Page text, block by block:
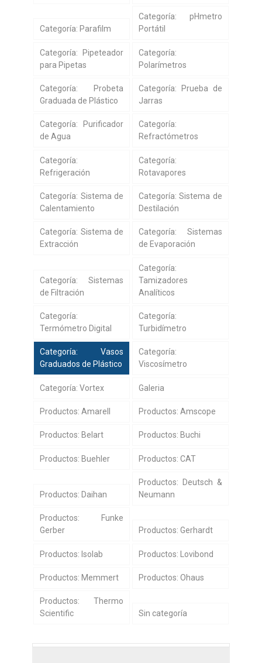
Categoría: Parafilm
Categoría: pHmetro
Portátil
Categoría: Pipeteador
para Pipetas
Categoría:
Polarímetros
Categoría: Probeta
Graduada de Plástico
Categoría: Prueba de
Jarras
Categoría: Purificador
de Agua
Categoría:
Refractómetros
Categoría:
Refrigeración
Categoría:
Rotavapores
Categoría: Sistema de
Calentamiento
Categoría: Sistema de
Destilación
Categoría: Sistema de
Extracción
Categoría: Sistemas
de Evaporación
Categoría: Sistemas
de Filtración
Categoría:
Tamizadores
Analíticos
Categoría:
Termómetro Digital
Categoría:
Turbidímetro
Categoría: Vasos
Graduados de Plástico
Categoría:
Viscosímetro
Categoría: Vortex Galeria
Productos: Amarell Productos: Amscope
Productos: Belart Productos: Buchi
Productos: Buehler Productos: CAT
Productos: Daihan
Productos: Deutsch &
Neumann
Productos: Funke
Gerber
Productos: Gerhardt
Productos: Isolab Productos: Lovibond
Productos: Memmert Productos: Ohaus
Productos: Thermo
Scientific
Sin categoría